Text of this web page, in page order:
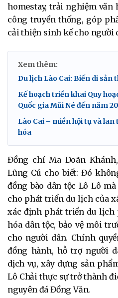
homestay, trải nghiệm văn
công truyền thống, góp
cải thiện sinh kế cho người
Xem thêm:
Du lịch Lào Cai: Biến di sản
Kế hoạch triển khai Quy
Quốc gia Mũi Né đến năm
Lào Cai – miền hội tụ và
hóa
Đồng chí Ma Doãn
Lũng Cú cho biết: Đó
đồng bào dân tộc Lô Lô
cho phát triển du lịch của
xác định phát triển du lịch
hóa dân tộc, bảo vệ môi
cho người dân. Chính
đồng hành, hỗ trợ người
dịch vụ, xây dựng sản
Lô Chải thực sự trở thành
nguyên đá Đồng Văn.